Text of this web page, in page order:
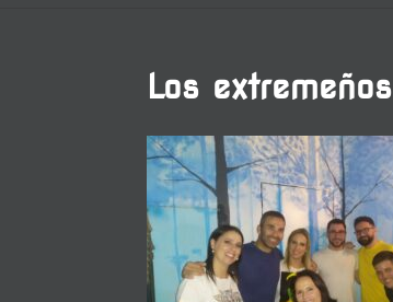
Los extremeños